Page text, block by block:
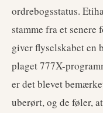
ordrebogsstatus.
stamme fra et
giver flyselskabet en
plaget 777X-
er det blevet
uberørt, og de føler,